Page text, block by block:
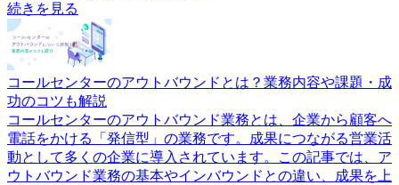
続きを見る
コールセンターのアウトバウンドとは？業務内容や課題・成
功のコツも解説
コールセンターのアウトバウンド業務とは、企業から顧客へ
電話をかける「発信型」の業務です。成果につながる営業活
動として多くの企業に導入されています。この記事では、ア
ウトバウンド業務の基本やインバウンドとの違い、成果を上